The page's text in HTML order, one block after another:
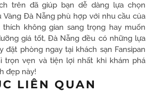
trên đã giúp bạn dễ dàng lựa chọn
Vàng Đà Nẵng phù hợp với nhu cầu của
không gian sang trọng hay muốn
giá tốt, Đà Nẵng đều có những lựa
đặt phòng ngay tại khách sạn Fansipan
trọn vẹn và tiện lợi nhất khi khám phá
đẹp này!
LIÊN QUAN